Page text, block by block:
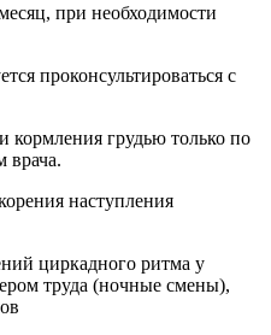
при необходимости
проконсультироваться с
кормления грудью только по
врача.
наступления
циркадного ритма у
труда (ночные смены),